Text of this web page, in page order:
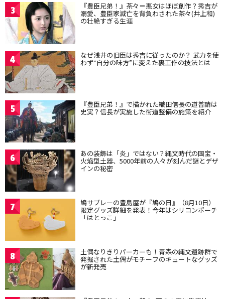
3 『豊臣兄弟！』茶々＝悪女はほぼ創作？秀吉が
溺愛、豊臣家滅亡を背負わされた茶々(井上和)
の壮絶すぎる生涯
4 なぜ浅井の旧臣は秀吉に従ったのか？ 武力を使
わず“自分の味方”に変えた裏工作の技法とは
5 『豊臣兄弟！』で描かれた織田信長の道普請は
史実？信長が実施した街道整備の施策を紹介
6 あの装飾は「炎」ではない？縄文時代の国宝・
火焔型土器、5000年前の人々が刻んだ謎とデザ
インの秘密
7 鳩サブレーの豊島屋が『鳩の日』（8月10日）
限定グッズ詳細を発表！今年はシリコンポーチ
「はとっこ」
8 土偶なりきりパーカーも！青森の縄文遺跡群で
発掘された土偶がモチーフのキュートなグッズ
が新発売